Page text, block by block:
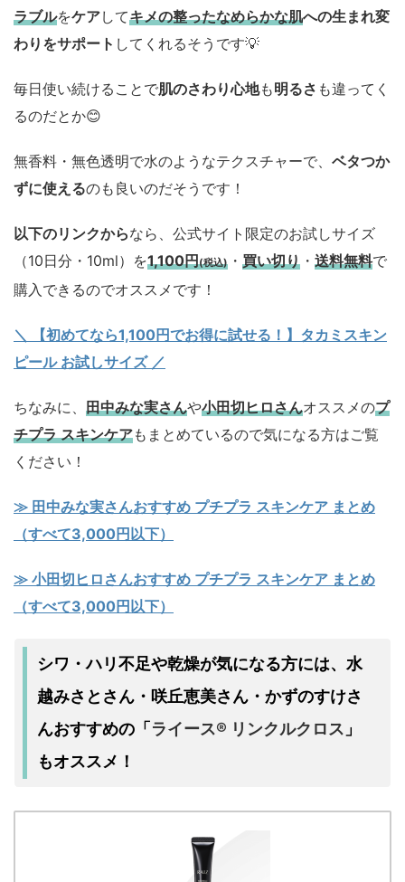
ラブルをケアしてキメの整ったなめらかな肌への生まれ変
わりをサポート してくれるそうです💡
毎日使い続けることで肌のさわり心地も明るさ も違ってく
るのだとか😊
無香料・無色透明で水のようなテクスチャーで、 ベタつか
ずに使えるのも良いのだそうです！
以下のリンクからなら、公式サイト限定のお試しサイズ
（10日分・10ml）を1,100円(税込) ・ 買い切り ・ 送料無料で
購入できるのでオススメです！
＼ 【初めてなら1,100円でお得に試せる！】タカミスキン
ピール お試しサイズ／
ちなみに、 田中みな実さんや小田切ヒロさんオススメのプ
チプラ スキンケアもまとめているので気になる方はご覧
ください！
≫ 田中みな実さんおすすめ プチプラ スキンケア まとめ
（すべて3,000円以下）
≫ 小田切ヒロさんおすすめ プチプラ スキンケア まとめ
（すべて3,000円以下）
シワ・ハリ不足や乾燥が気になる方には、水
越みさとさん・咲丘恵美さん・かずのすけさ
んおすすめの 「 ライース® リンクルクロス 」
もオススメ！